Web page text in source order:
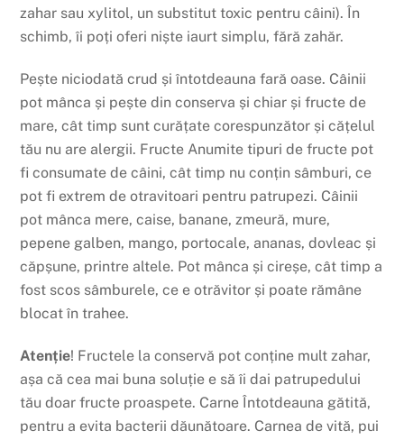
zahar sau xylitol, un substitut toxic pentrucâini).În
schimb,îi poți oferi niște iaurt simplu,fără zahăr.
Pește niciodată crud și întotdeauna fară oase. Câinii
pot mânca și pește dinconserva și chiar și fructe de
mare,cât timp sunt curățate corespunzător și cățelul
tău nu are alergii. Fructe Anumitetipuri de fructe pot
fi consumate decâini,cât timp nuconțin sâmburi, ce
pot fi extrem de otravitoari pentru patrupezi. Câinii
pot mânca mere,caise, banane,zmeură, mure,
pepene galben, mango, portocale, ananas, dovleac și
căpșune, printre altele. Pot mânca și cireșe,cât timp a
fost scos sâmburele, ce eotrăvitor și poate rămâne
blocatîn trahee.
Atenție! Fructele la conservă potconține multzahar,
așa că cea mai buna soluție e să îi dai patrupedului
tău doar fructe proaspete. Carne Întotdeauna gătită,
pentru a evita bacteriidăunătoare. Carnea devită, pui